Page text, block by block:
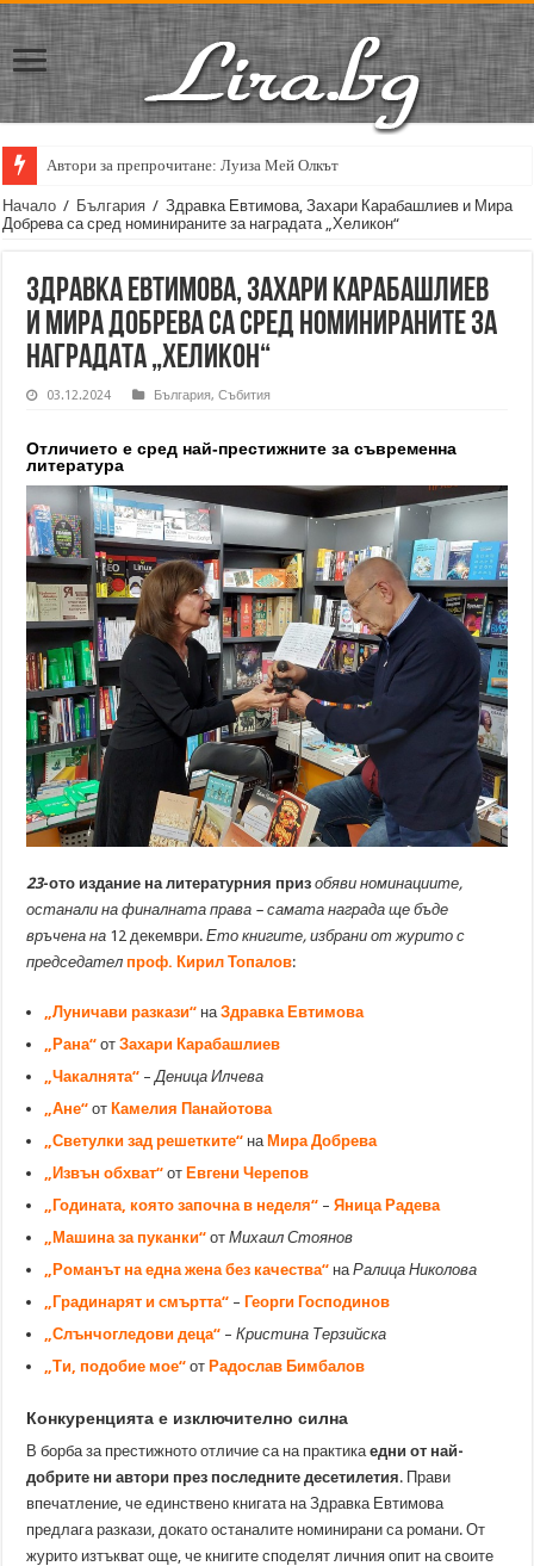
Автори за препрочитане: Луиза Мей Олкът
Начало / България / Здравка Евтимова, Захари Карабашлиев и Мира
Добрева са сред номинираните за наградата „Хеликон“
Здравка Евтимова, Захари Карабашлиев
и Мира Добрева са сред номинираните за
наградата „Хеликон“
03.12.2024 България,Събития
Отличието е сред най-престижните за съвременна
литература
23-ото издание на литературния приз обяви номинациите,
останали на финалната права – самата награда ще бъде
връчена на 12 декември.Ето книгите, избрани от журито с
председател проф. Кирил Топалов:
„Луничави разкази“ наЗдравка Евтимова
„Рана“ отЗахари Карабашлиев
„Чакалнята“ –Деница Илчева
„Ане“ отКамелия Панайотова
„Светулки зад решетките“ наМира Добрева
„Извън обхват“ отЕвгени Черепов
„Годината, която започна в неделя“ –Яница Радева
„Машина за пуканки“ отМихаил Стоянов
„Романът на една жена без качества“ наРалица Николова
„Градинарят и смъртта“ –Георги Господинов
„Слънчогледови деца“ –Кристина Терзийска
„Ти, подобие мое“ отРадослав Бимбалов
Конкуренцията е изключително силна
В борба за престижното отличие са на практикаедни от най-
добрите ни автори през последните десетилетия. Прави
впечатление, че единствено книгата на Здравка Евтимова
предлага разкази, докато останалите номинирани са романи. От
журито изтъкват още, че книгите споделят личния опит на своите